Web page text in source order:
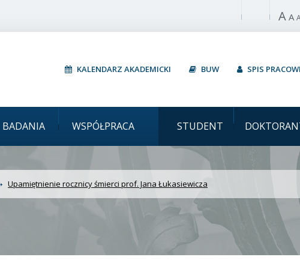
Włącz A A
KALENDARZ AKADEMICKI BUW SPIS
BADANIA WSPÓŁPRACA STUDENT
Upamiętnienie
Upamiętnienie rocznicy śmierci prof. Jana Łukasiewicza